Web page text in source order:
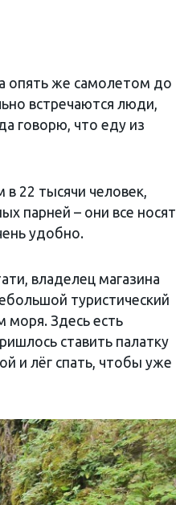
опять же самолетом до
встречаются люди,
говорю, что еду из
22 тысячи человек,
парней – они все носят
удобно.
владелец магазина
туристический
моря. Здесь есть
ставить палатку
и лёг спать, чтобы уже